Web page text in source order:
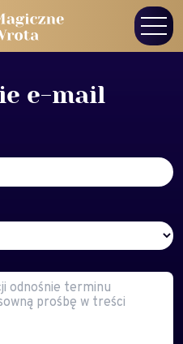
e-mail